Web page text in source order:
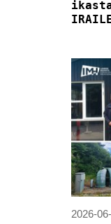
2026-